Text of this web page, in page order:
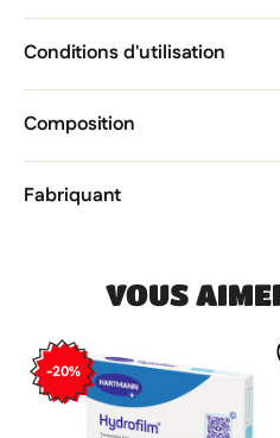
Conditions d'utilisation
Composition
Fabriquant
VOUS
-20%